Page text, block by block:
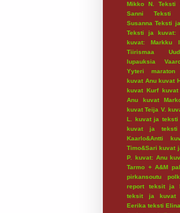
Mikko N.
Teksti
Sanni
Teksti
Susanna Teksti
Teksti ja kuvat:
kuvat: Markku I.
Tiirismaa
lupauksia
Yyteri maraton
kuvat Anu kuvat
kuvat Kurf kuvat
Anu
kuvat
kuvat Teija V.
L.
kuvat ja teksti
kuvat ja
Kaarlo&Antti
Timo&Sari kuvat
P.
kuvat: Anu
Tarmo + A&M
pirkansoutu
report
teksit ja
teksit ja kuvat
Eerika teksti Elina